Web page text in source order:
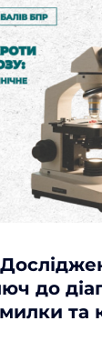
до
та